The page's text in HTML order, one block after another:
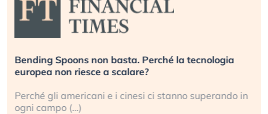
Bending Spoons non basta. Perché la tecnologia
europea non riesce a scalare?
Perché gli americani e i cinesi ci stanno superando in
ogni campo (…)